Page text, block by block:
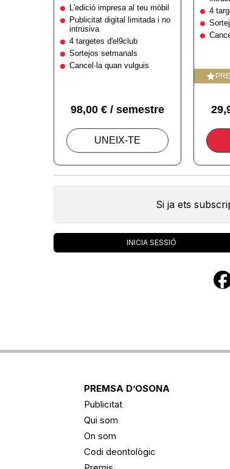
Si ja ets
INICIA SESSIÓ
PREMSA D’OSONA
Publicitat
Qui som
On som
Codi deontològic